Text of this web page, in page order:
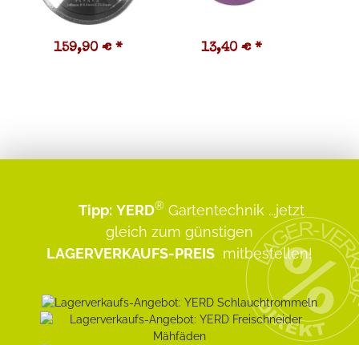
159,90 € * 13,40 € *
Tipp: YERD® Gartentechnik ...jetzt
gleich zum günstigen
LAGERVERKAUFS-PREIS mitbestellen!